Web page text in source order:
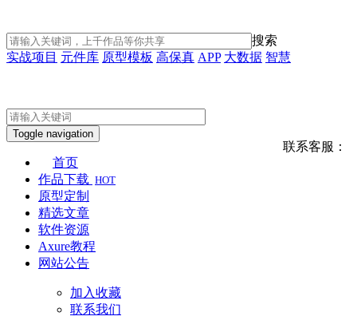
搜索
实战项目 元件库 原型模板 高保真 APP 大数据 智慧
联系客服：
Toggle navigation
首页
作品下载 HOT
原型定制
精选文章
软件资源
Axure教程
网站公告
加入收藏
联系我们